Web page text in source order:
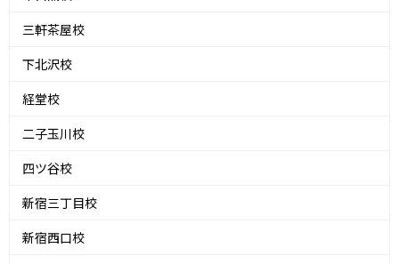
三軒茶屋校
下北沢校
経堂校
二子玉川校
四ツ谷校
新宿三丁目校
新宿西口校